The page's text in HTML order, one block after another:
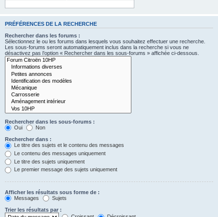
PRÉFÉRENCES DE LA RECHERCHE
Rechercher dans les forums :
Sélectionnez le ou les forums dans lesquels vous souhaitez effectuer une recherche.
Les sous-forums seront automatiquement inclus dans la recherche si vous ne
désactivez pas l’option « Rechercher dans les sous-forums » affichée ci-dessous.
Rechercher dans les sous-forums :
Oui
Non
Rechercher dans :
Le titre des sujets et le contenu des messages
Le contenu des messages uniquement
Le titre des sujets uniquement
Le premier message des sujets uniquement
Afficher les résultats sous forme de :
Messages
Sujets
Trier les résultats par :